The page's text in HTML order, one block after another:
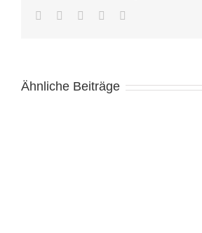
Facebook
TwitterLinkedInWhatsApp
Ähnliche Beiträge